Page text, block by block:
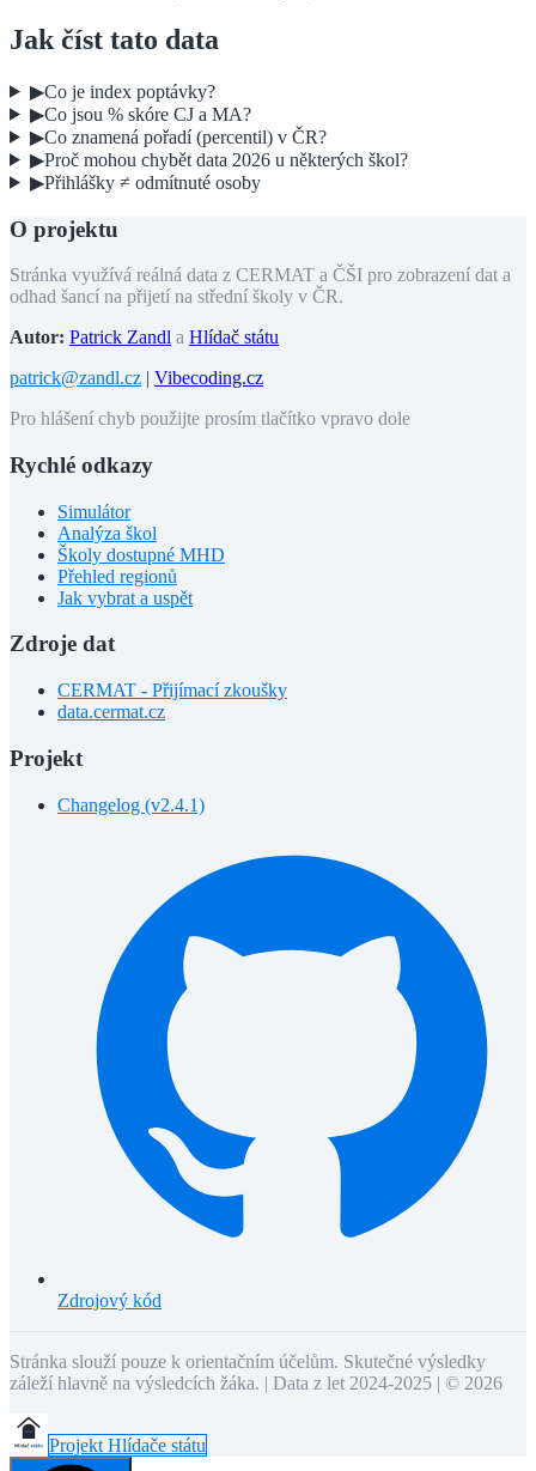
Jak číst tato data
▶Co je index poptávky?
▶Co jsou % skóre CJ a MA?
▶Co znamená pořadí (percentil) v ČR?
▶Proč mohou chybět data 2026 u některých škol?
▶Přihlášky ≠ odmítnuté osoby
O projektu
Stránka využívá reálná data z CERMAT a ČŠI pro zobrazení dat a
odhad šancí na přijetí na střední školy v ČR.
Autor: Patrick Zandl a Hlídač státu
patrick@zandl.cz | Vibecoding.cz
Pro hlášení chyb použijte prosím tlačítko vpravo dole
Rychlé odkazy
Simulátor
Analýza škol
Školy dostupné MHD
Přehled regionů
Jak vybrat a uspět
Zdroje dat
CERMAT - Přijímací zkoušky
data.cermat.cz
Projekt
Changelog (v2.4.1)
Zdrojový kód
Stránka slouží pouze k orientačním účelům. Skutečné výsledky
záleží hlavně na výsledcích žáka. | Data z let 2024-2025 | © 2026
Projekt Hlídače státu